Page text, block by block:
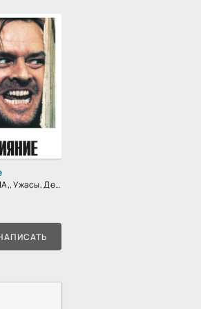
1980, США,, Ужасы, Детектив, Триллер, Зарубежный, Драма